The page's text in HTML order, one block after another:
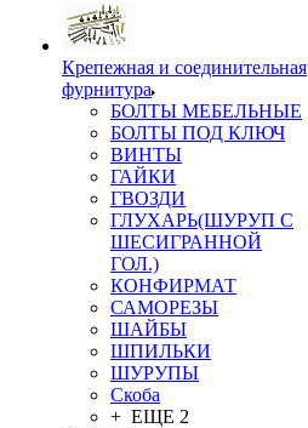
Крепежная и соединительная
фурнитура
БОЛТЫ МЕБЕЛЬНЫЕ
БОЛТЫ ПОД КЛЮЧ
ВИНТЫ
ГАЙКИ
ГВОЗДИ
ГЛУХАРЬ(ШУРУП С
ШЕСИГРАННОЙ
ГОЛ.)
КОНФИРМАТ
САМОРЕЗЫ
ШАЙБЫ
ШПИЛЬКИ
ШУРУПЫ
Скоба
+ ЕЩЕ 2